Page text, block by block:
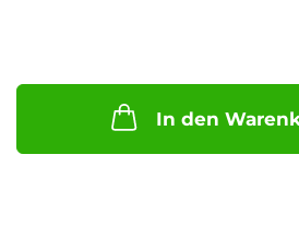
In den